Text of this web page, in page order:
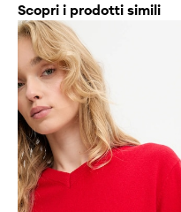
Scopri i prodotti simili